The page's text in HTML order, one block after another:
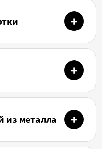
из металла